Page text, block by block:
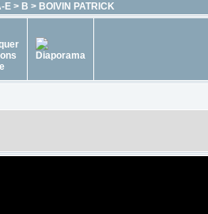
E > B > BOIVIN PATRICK